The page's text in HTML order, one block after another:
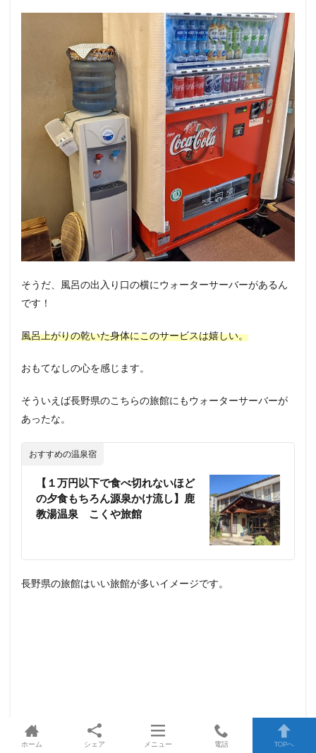
そうだ、風呂の出入り口の横にウォーターサーバーがあるん
です！
風呂上がりの乾いた身体にこのサービスは嬉しい。
おもてなしの心を感じます。
そういえば長野県のこちらの旅館にもウォーターサーバーが
あったな。
おすすめの温泉宿
【１万円以下で食べ切れないほど
の夕食もちろん源泉かけ流し】鹿
教湯温泉 こくや旅館
長野県の旅館はいい旅館が多いイメージです。
ホーム シェア メニュー 電話 TOPへ